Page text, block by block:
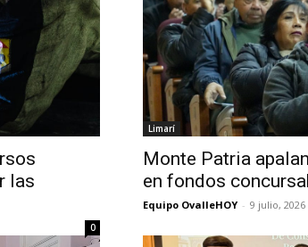
las
0
Limarí
Monte Patria
en fondos
Equipo OvalleHOY - 9 julio, 2026